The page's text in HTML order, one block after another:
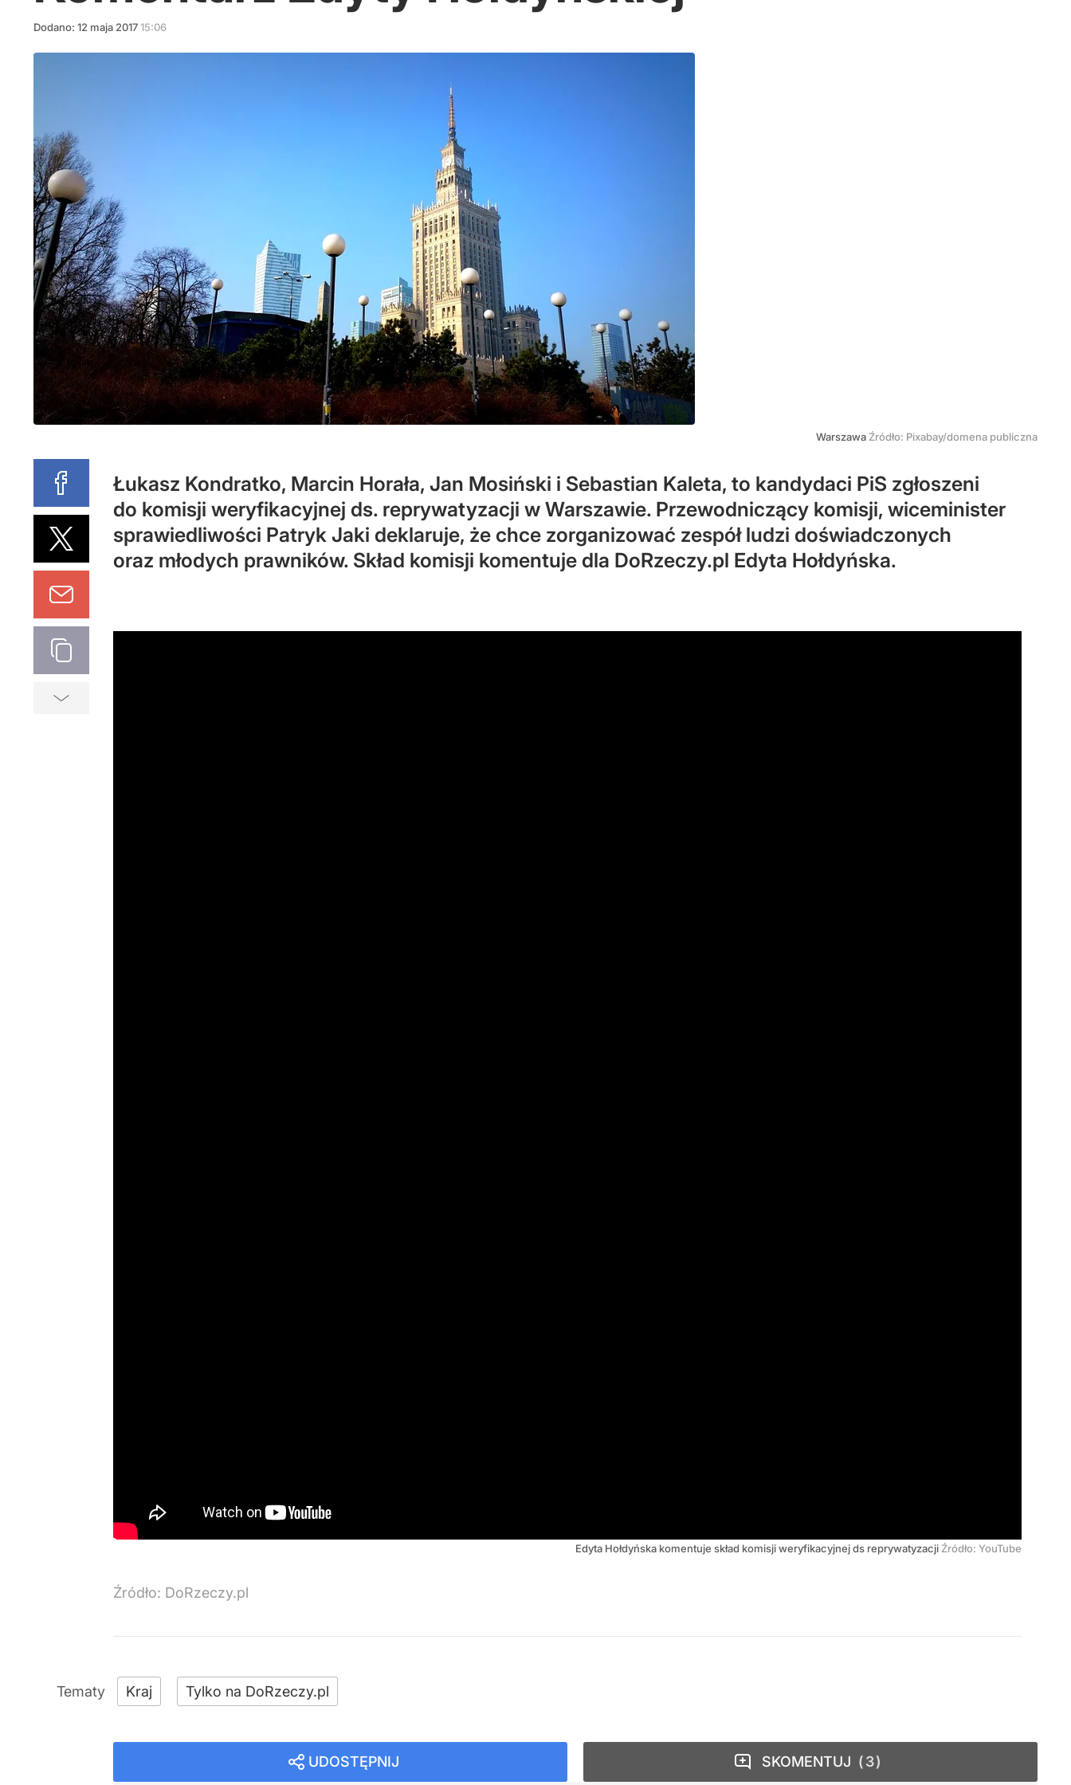
Dodano: 12 maja 201715:06
Warszawa Źródło: Pixabay/domena publiczna
Łukasz Kondratko, Marcin Horała, Jan Mosiński i Sebastian Kaleta, to kandydaci PiS zgłoszeni
do komisji weryfikacyjnej ds. reprywatyzacji w Warszawie. Przewodniczący komisji, wiceminister
sprawiedliwości Patryk Jaki deklaruje, że chce zorganizować zespół ludzi doświadczonych
oraz młodych prawników. Skład komisji komentuje dla DoRzeczy.pl Edyta Hołdyńska.
Edyta Hołdyńska komentuje skład komisji weryfikacyjnej ds reprywatyzacji Źródło: YouTube
Źródło: DoRzeczy.pl
Kraj Tylko na DoRzeczy.pl
UDOSTĘPNIJ SKOMENTUJ 3